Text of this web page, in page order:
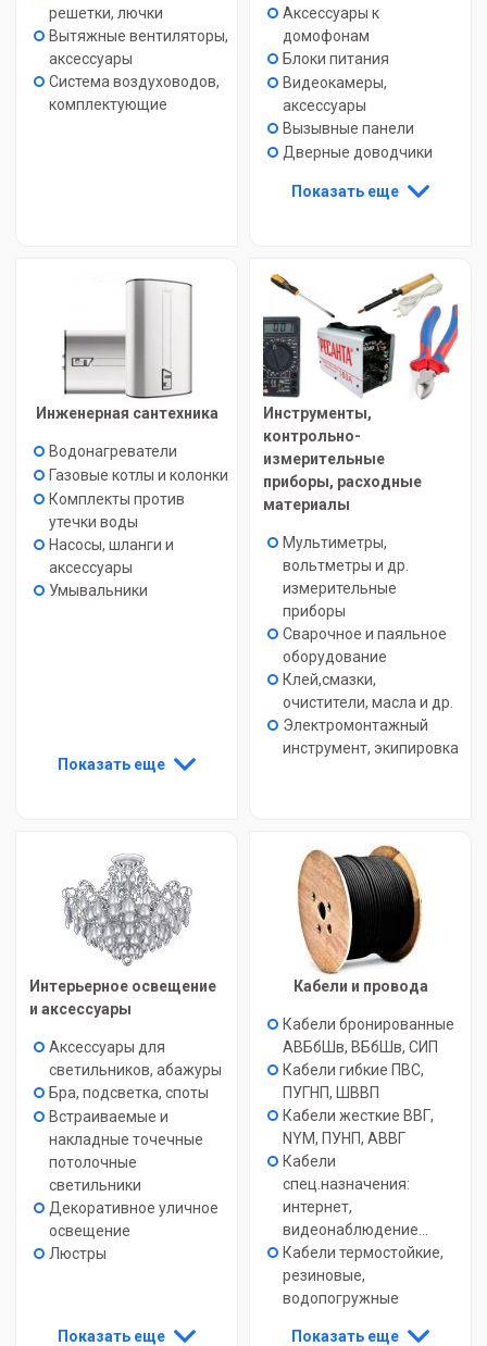
решетки, лючки
Вытяжные вентиляторы,
аксессуары
Система воздуховодов,
комплектующие
Аксессуары к
домофонам
Блоки питания
Видеокамеры,
аксессуары
Вызывные панели
Дверные доводчики
Показать еще
Инженерная сантехника
Водонагреватели
Газовые котлы и колонки
Комплекты против
утечки воды
Насосы, шланги и
аксессуары
Умывальники
Показать еще
Инструменты,
контрольно-
измерительные
приборы, расходные
материалы
Мультиметры,
вольтметры и др.
измерительные
приборы
Сварочное и паяльное
оборудование
Клей,смазки,
очистители, масла и др.
Электромонтажный
инструмент, экипировка
Интерьерное освещение
и аксессуары
Аксессуары для
светильников, абажуры
Бра, подсветка, споты
Встраиваемые и
накладные точечные
потолочные
светильники
Декоративное уличное
освещение
Люстры
Показать еще
Кабели и провода
Кабели бронированные
АВБбШв, ВБбШв, СИП
Кабели гибкие ПВС,
ПУГНП, ШВВП
Кабели жесткие ВВГ,
NYM, ПУНП, АВВГ
Кабели
спец.назначения:
интернет,
видеонаблюдение...
Кабели термостойкие,
резиновые,
водопогружные
Показать еще